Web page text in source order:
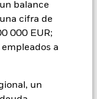
balance
cifra de
000 EUR;
a
un
de divisas de este
de divisas. El
podría conllevar
«spill-
La sociedad
el riesgo de